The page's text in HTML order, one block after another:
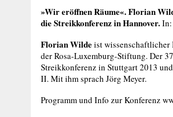
»Wir eröffnen Räume«. Florian
die Streikkonferenz in Hannover.In:
Florian Wilde ist
der Rosa-Luxemburg-Stiftung. Der
Streikkonferenz in Stuttgart 2013
II. Mit ihm sprach Jörg Meyer.
Programm und Info zur Konferenz